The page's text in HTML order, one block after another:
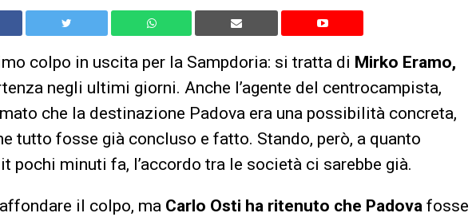
colpo in uscita per la Sampdoria: si tratta di Mirko Eramo,
negli ultimi giorni. Anche l’agente del centrocampista,
che la destinazione Padova era una possibilità concreta,
tutto fosse già concluso e fatto. Stando, però, a quanto
pochi minuti fa, l’accordo tra le società ci sarebbe già.
il colpo, ma Carlo Osti ha ritenuto che Padova fosse